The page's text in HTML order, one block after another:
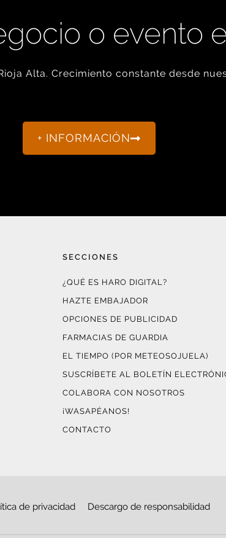
o evento
Alta. Crecimiento constante desde
+ INFORMACIÓN
SECCIONES
¿QUÉ ES HARO DIGITAL?
HAZTE EMBAJADOR
OPCIONES DE PUBLICIDAD
FARMACIAS DE GUARDIA
EL TIEMPO (POR METEOSOJUELA)
SUSCRÍBETE AL BOLETÍN
COLABORA CON NOSOTROS
¡WASAPÉANOS!
CONTACTO
de privacidad Descargo de responsabilidad